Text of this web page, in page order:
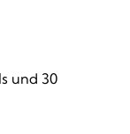
und 30